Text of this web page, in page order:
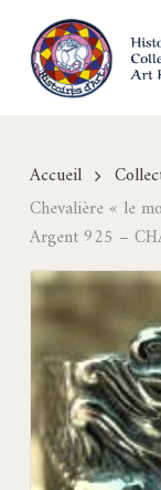
main
content
Accueil
Chevalière « le
Argent 925 –